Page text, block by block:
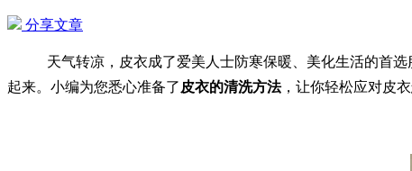
分享文章
天气转凉，皮衣成了爱美人士防寒保暖、美化生活的首
起来。小编为您悉心准备了 皮衣的清洗方法，让你轻松应对皮衣